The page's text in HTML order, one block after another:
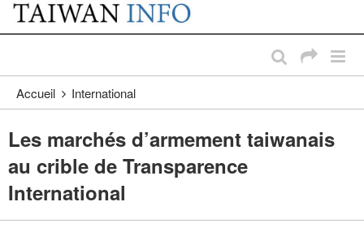
Passer au contenu principal
:::
Accueil International
Les marchés d’armement taiwanais
au crible de Transparence
International